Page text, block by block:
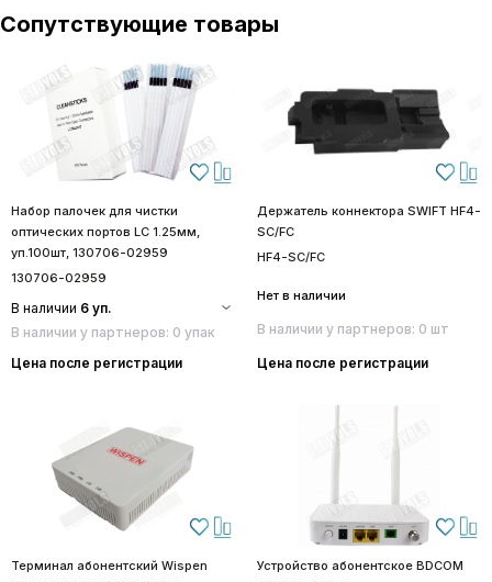
Сопутствующие товары
Набор палочек для чистки
оптических портов LC 1.25мм,
уп.100шт, 130706-02959
130706-02959
В наличии 6 уп.
В наличии у партнеров: 0 упак
Цена после регистрации
Держатель коннектора SWIFT HF4-
SC/FC
HF4-SC/FC
Нет в наличии
В наличии у партнеров: 0 шт
Цена после регистрации
Терминал абонентский Wispen
Устройство абонентское BDCOM